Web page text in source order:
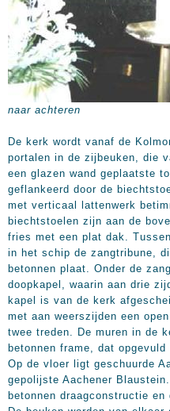
naar achteren
De kerk wordt vanaf de
portalen in de zijbeuken, die
een glazen wand geplaatste
geflankeerd door de
met verticaal lattenwerk
biechtstoelen zijn aan de
fries met een plat dak.
in het schip de zangtribune,
betonnen plaat. Onder de
doopkapel, waarin aan drie
kapel is van de kerk
met aan weerszijden een
twee treden. De muren in de
betonnen frame, dat
Op de vloer ligt geschuurde
gepolijste Aachener
betonnen draagconstructie